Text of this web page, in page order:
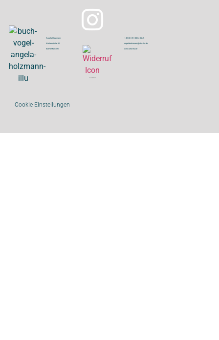
Angela Holzmann
Kirchenstraße 60
81675 München
Widerruf
+ 49 ( 0 ) 89 | 80 04 05 45
angelaholzmann@aha-illu.de
www.aha-illu.de
Cookie Einstellungen